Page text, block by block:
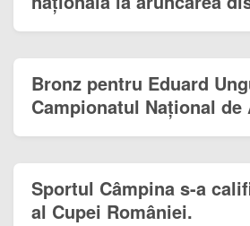
Bronz pentru Eduard
Campionatul Național
Sportul Câmpina s-a
al Cupei României.